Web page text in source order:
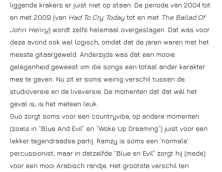
liggende krakers er juist niet op staan. De periode van 2004 tot
en met 2009 (van Had To Cry Today tot en met The Ballad Of
John Henry) wordt zelfs helemaal overgeslagen. Dat was voor
deze avond ook wel logisch, omdat dat de jaren waren met het
meeste gitaargeweld. Anderzijds was dat een mooie
gelegenheid geweest om die songs een totaal ander karakter
mee te geven. Nu zit er soms weinig verschil tussen de
studioversie en de liveversie. De momenten dat dat wèl het
geval is, is het meteen leuk.
Guo zorgt soms voor een countryvibe, op andere momenten
(zoals in “Blue And Evil” en “Woke Up Dreaming”) juist voor een
lekker tegendraadse partij. Ramzy is soms een ‘normale’
percussionist, maar in datzelfde “Blue en Evil” zorgt hij (mede)
voor een mooi Arabisch randje. Het grootste verschil ten